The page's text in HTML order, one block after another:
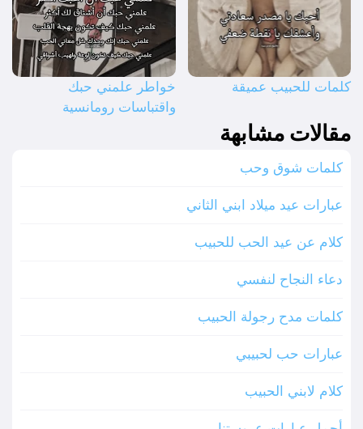
كلمات للحبيب عميقة
خواطر علمني حبك
واقتباسات رومانسية
مقالات مشابهة
كلمات شوق وحب
عبارات عيد ميلاد ابني الثاني
كلام عن عيد الحب للحبيب
دعاء النجاح لنفسي
كلمات مدح رجولة الحبيب
عبارات حب لحبيبي
كلام لابني الحبيب